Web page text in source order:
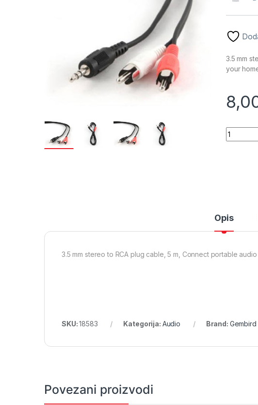
3.5 mm
your
Audio
Opis
3.5 mm stereo to RCA plug cable, 5 m, Connect portable
SKU:18583 Kategorija: Audio Brand: Gembird
Povezani proizvodi